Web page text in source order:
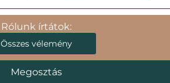
Rólunk írtátok:
Összes vélemény
Megosztás